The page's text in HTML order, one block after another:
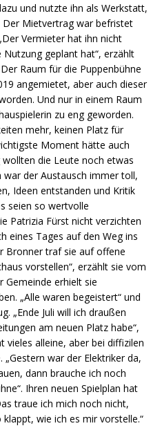
und nutzte ihn als Werkstatt,
Der Mietvertrag war befristet
Vermieter hat ihn nicht
geplant hat“, erzählt
Raum für die Puppenbühne
angemietet, aber auch dieser
Und nur in einem Raum
zu eng geworden.
mehr, keinen Platz für
Moment hätte auch
die Leute noch etwas
der Austausch immer toll,
Ideen entstanden und Kritik
seien so wertvolle
Patrizia Fürst nicht verzichten
eines Tages auf den Weg ins
Bronner traf sie auf offene
vorstellen“, erzählt sie vom
Gemeinde erhielt sie
„Alle waren begeistert“ und
„Ende Juli will ich draußen
am neuen Platz habe“,
vieles alleine, aber bei diffizilen
war der Elektriker da,
dann brauche ich noch
Ihren neuen Spielplan hat
traue ich mich noch nicht,
wie ich es mir vorstelle.“